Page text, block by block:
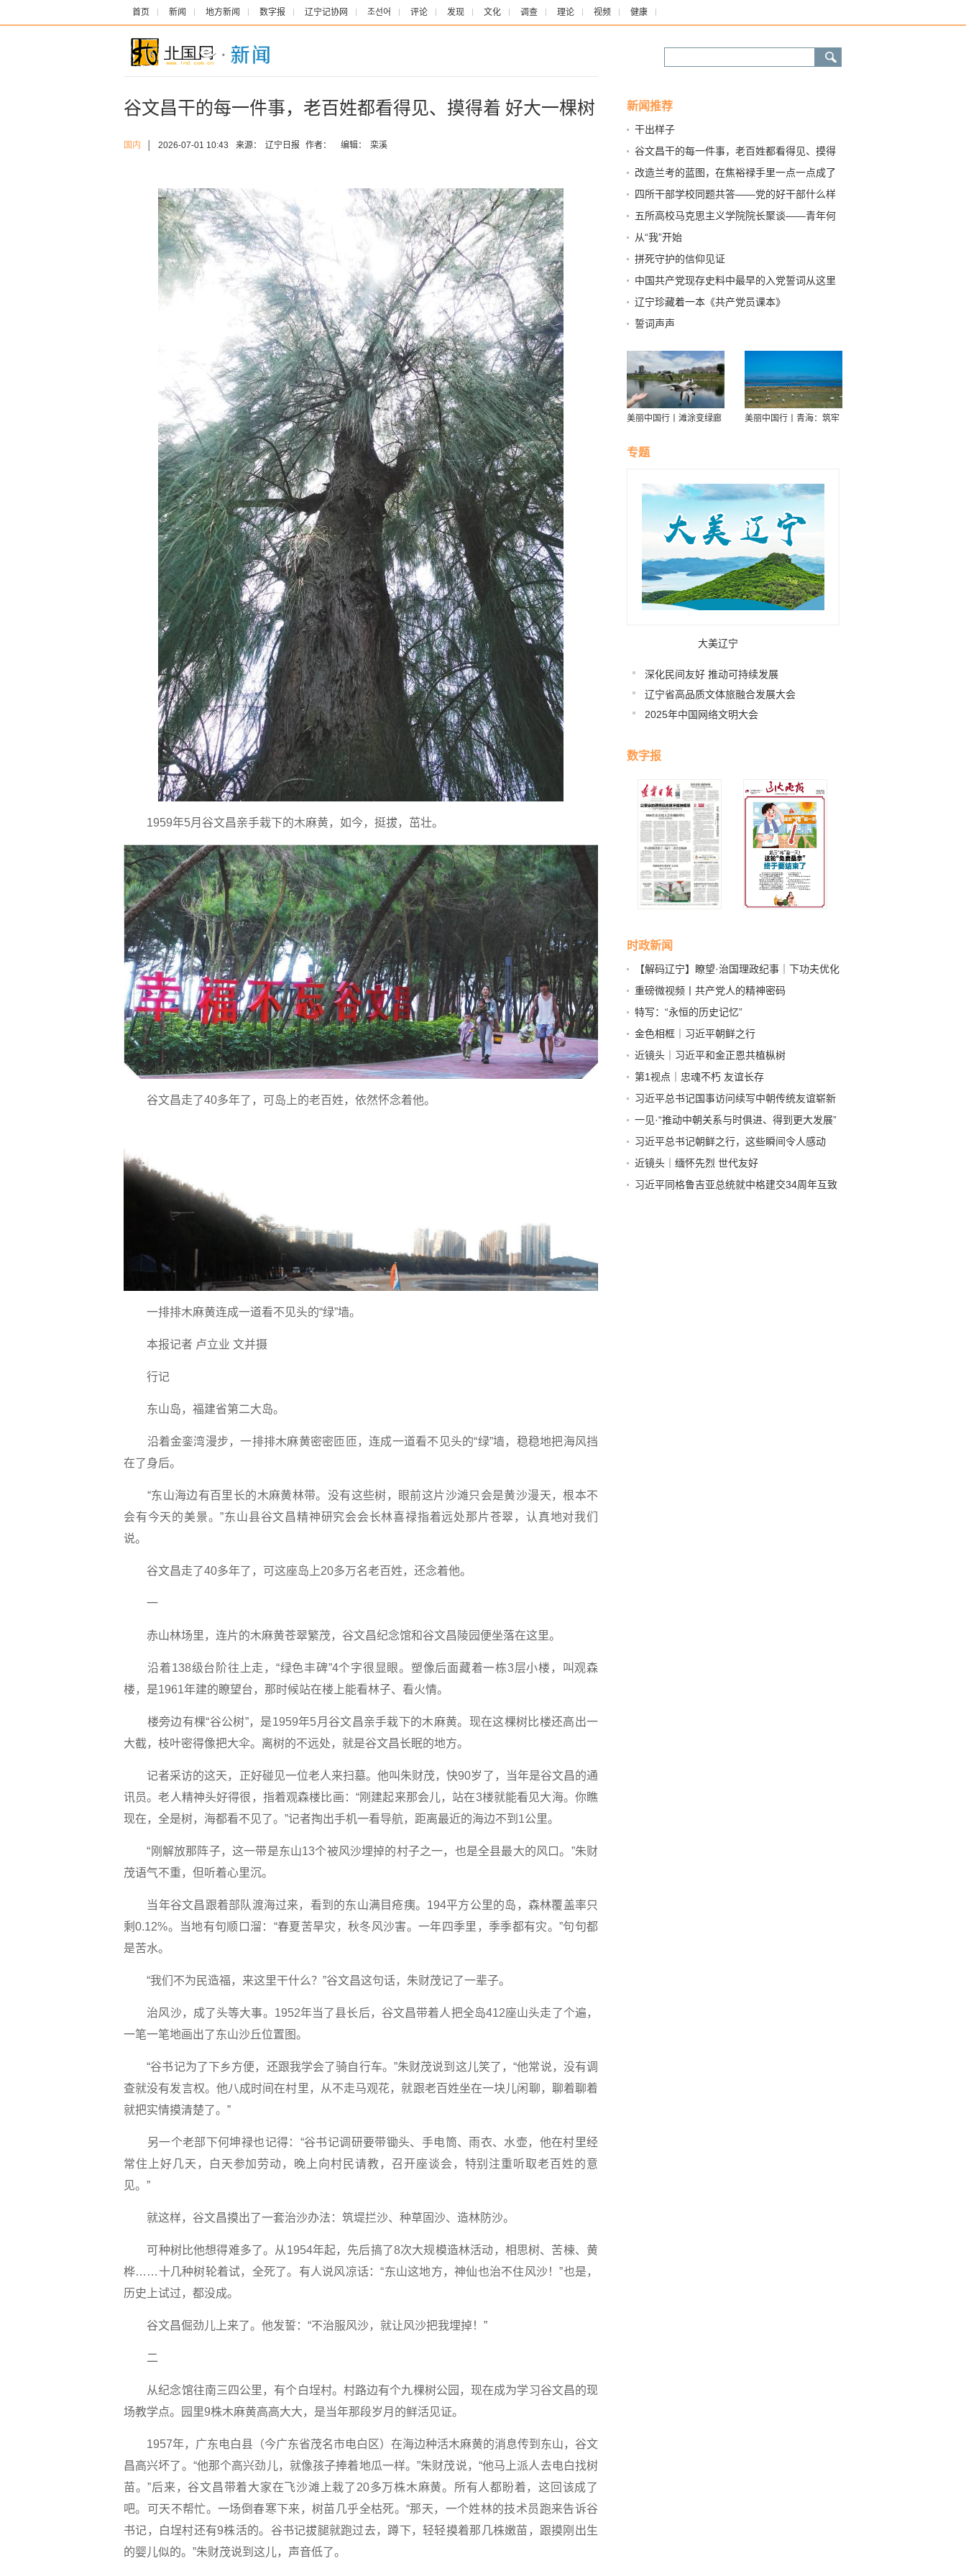
首页 新闻 地方新闻 数字报 辽宁记协网 조선어 评论 发现 文化 调查 理论 视频 健康
谷文昌干的每一件事，老百姓都看得见、摸得着 好大一棵树
国内 2026-07-01 10:43 来源： 辽宁日报 作者： 编辑： 栾溪
1959年5月谷文昌亲手栽下的木麻黄，如今，挺拔，茁壮。
谷文昌走了40多年了，可岛上的老百姓，依然怀念着他。
一排排木麻黄连成一道看不见头的“绿”墙。
本报记者 卢立业 文并摄
行记
东山岛，福建省第二大岛。
沿着金銮湾漫步，一排排木麻黄密密匝匝，连成一道看不见头的“绿”墙，稳稳地把海风挡
在了身后。
“东山海边有百里长的木麻黄林带。没有这些树，眼前这片沙滩只会是黄沙漫天，根本不
会有今天的美景。”东山县谷文昌精神研究会会长林喜禄指着远处那片苍翠，认真地对我们
说。
谷文昌走了40多年了，可这座岛上20多万名老百姓，还念着他。
一
赤山林场里，连片的木麻黄苍翠繁茂，谷文昌纪念馆和谷文昌陵园便坐落在这里。
沿着138级台阶往上走，“绿色丰碑”4个字很显眼。塑像后面藏着一栋3层小楼，叫观森
楼，是1961年建的瞭望台，那时候站在楼上能看林子、看火情。
楼旁边有棵“谷公树”，是1959年5月谷文昌亲手栽下的木麻黄。现在这棵树比楼还高出一
大截，枝叶密得像把大伞。离树的不远处，就是谷文昌长眠的地方。
记者采访的这天，正好碰见一位老人来扫墓。他叫朱财茂，快90岁了，当年是谷文昌的通
讯员。老人精神头好得很，指着观森楼比画：“刚建起来那会儿，站在3楼就能看见大海。你瞧
现在，全是树，海都看不见了。”记者掏出手机一看导航，距离最近的海边不到1公里。
“刚解放那阵子，这一带是东山13个被风沙埋掉的村子之一，也是全县最大的风口。”朱财
茂语气不重，但听着心里沉。
当年谷文昌跟着部队渡海过来，看到的东山满目疮痍。194平方公里的岛，森林覆盖率只
剩0.12%。当地有句顺口溜：“春夏苦旱灾，秋冬风沙害。一年四季里，季季都有灾。”句句都
是苦水。
“我们不为民造福，来这里干什么？”谷文昌这句话，朱财茂记了一辈子。
治风沙，成了头等大事。1952年当了县长后，谷文昌带着人把全岛412座山头走了个遍，
一笔一笔地画出了东山沙丘位置图。
“谷书记为了下乡方便，还跟我学会了骑自行车。”朱财茂说到这儿笑了，“他常说，没有调
查就没有发言权。他八成时间在村里，从不走马观花，就跟老百姓坐在一块儿闲聊，聊着聊着
就把实情摸清楚了。”
另一个老部下何坤禄也记得：“谷书记调研要带锄头、手电筒、雨衣、水壶，他在村里经
常住上好几天，白天参加劳动，晚上向村民请教，召开座谈会，特别注重听取老百姓的意
见。”
就这样，谷文昌摸出了一套治沙办法：筑堤拦沙、种草固沙、造林防沙。
可种树比他想得难多了。从1954年起，先后搞了8次大规模造林活动，相思树、苦楝、黄
桦……十几种树轮着试，全死了。有人说风凉话：“东山这地方，神仙也治不住风沙！”也是，
历史上试过，都没成。
谷文昌倔劲儿上来了。他发誓：“不治服风沙，就让风沙把我埋掉！”
二
从纪念馆往南三四公里，有个白埕村。村路边有个九棵树公园，现在成为学习谷文昌的现
场教学点。园里9株木麻黄高高大大，是当年那段岁月的鲜活见证。
1957年，广东电白县（今广东省茂名市电白区）在海边种活木麻黄的消息传到东山，谷文
昌高兴坏了。“他那个高兴劲儿，就像孩子捧着地瓜一样。”朱财茂说，“他马上派人去电白找树
苗。”后来，谷文昌带着大家在飞沙滩上栽了20多万株木麻黄。所有人都盼着，这回该成了
吧。可天不帮忙。一场倒春寒下来，树苗几乎全枯死。“那天，一个姓林的技术员跑来告诉谷
书记，白埕村还有9株活的。谷书记拔腿就跑过去，蹲下，轻轻摸着那几株嫩苗，跟摸刚出生
的婴儿似的。”朱财茂说到这儿，声音低了。
新闻推荐
干出样子
谷文昌干的每一件事，老百姓都看得见、摸得
着 好大一棵树
改造兰考的蓝图，在焦裕禄手里一点一点成了
型 “磨不穿”的藤椅
四所干部学校同题共答——党的好干部什么样
五所高校马克思主义学院院长聚谈——青年何
从“我”开始
拼死守护的信仰见证
中国共产党现存史料中最早的入党誓词从这里
发出 二十四个字的重量
辽宁珍藏着一本《共产党员课本》
誓词声声
美丽中国行丨滩涂变绿廊
生态走廊
美丽中国行丨青海：筑牢
专题
大美辽宁
深化民间友好 推动可持续发展
辽宁省高品质文体旅融合发展大会
2025年中国网络文明大会
数字报
时政新闻
【解码辽宁】瞭望·治国理政纪事｜下功夫优化
营商环境
重磅微视频丨共产党人的精神密码
特写：“永恒的历史记忆”
金色相框｜习近平朝鲜之行
近镜头｜习近平和金正恩共植枞树
第1视点｜忠魂不朽 友谊长存
习近平总书记国事访问续写中朝传统友谊崭新
篇章
一见·“推动中朝关系与时俱进、得到更大发展”
习近平总书记朝鲜之行，这些瞬间令人感动
近镜头｜缅怀先烈 世代友好
习近平同格鲁吉亚总统就中格建交34周年互致